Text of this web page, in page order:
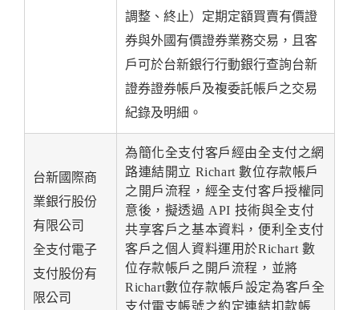
調整、終止）定期定額買賣有價證
券與外國有價證券業務交易，且客
戶可於台新銀行行動銀行查詢台新
證券證券帳戶及複委託帳戶之交易
紀錄及明細。
台新國際商
業銀行股份
有限公司
全支付電子
支付股份有
限公司
為簡化全支付客戶經由全支付之網
路連結開立 Richart 數位存款帳戶
之開戶流程，經全支付客戶授權同
意後，擬透過 API 技術與全支付
共享客戶之基本資料，便利全支付
客戶之個人資料運用於Richart 數
位存款帳戶之開戶流程，並將
Richart數位存款帳戶設定為客戶全
支付電支帳號之約定連結扣款帳